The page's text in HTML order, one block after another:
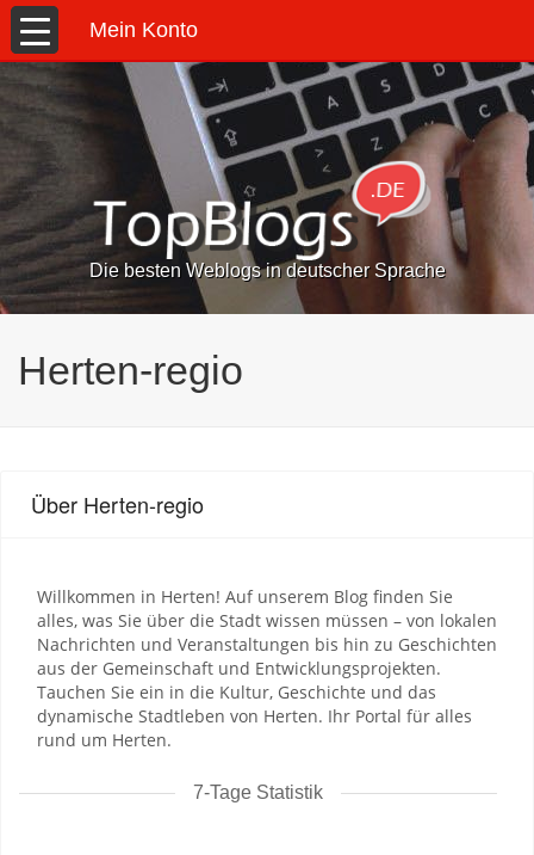
Mein Konto
Die besten Weblogs in deutscher Sprache
Herten-regio
Über Herten-regio
Willkommen in Herten! Auf unserem Blog finden Sie
alles, was Sie über die Stadt wissen müssen – von lokalen
Nachrichten und Veranstaltungen bis hin zu Geschichten
aus der Gemeinschaft und Entwicklungsprojekten.
Tauchen Sie ein in die Kultur, Geschichte und das
dynamische Stadtleben von Herten. Ihr Portal für alles
rund um Herten.
7-Tage Statistik